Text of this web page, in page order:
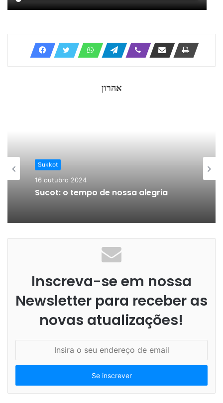
אהרון
Sukkot
16 outubro 2024
Sucot: o tempo de nossa alegria
Inscreva-se em nossa
Newsletter para receber as
novas atualizações!
s
r